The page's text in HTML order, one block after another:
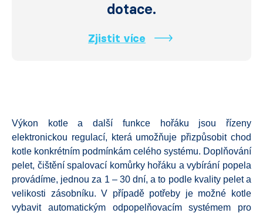
dotace.
Zjistit více
Výkon kotle a další funkce hořáku jsou řízeny
elektronickou regulací, která umožňuje přizpůsobit chod
kotle konkrétním podmínkám celého systému. Doplňování
pelet, čištění spalovací komůrky hořáku a vybírání popela
provádíme, jednou za 1 – 30 dní, a to podle kvality pelet a
velikosti zásobníku. V případě potřeby je možné kotle
vybavit automatickým odpopelňovacím systémem pro